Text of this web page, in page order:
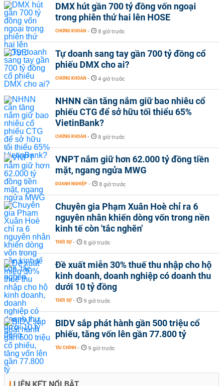
DMX hút gần 700 tỷ đồng vốn ngoại
trong phiên thứ hai lên HOSE
CHỨNG KHOÁN - 8 giờ trước
Tự doanh sang tay gần 700 tỷ đồng cổ
phiếu DMX cho ai?
CHỨNG KHOÁN - 4 giờ trước
NHNN cần tăng nắm giữ bao nhiêu cổ
phiếu CTG để sở hữu tối thiểu 65%
VietinBank?
CHỨNG KHOÁN - 8 giờ trước
VNPT nắm giữ hơn 62.000 tỷ đồng tiền
mặt, ngang ngửa MWG
DOANH NGHIỆP - 8 giờ trước
Chuyên gia Phạm Xuân Hoè chỉ ra 6
nguyên nhân khiến dòng vốn trong nền
kinh tế còn 'tắc nghẽn'
THỜI SỰ - 8 giờ trước
Đề xuất miễn 30% thuế thu nhập cho hộ
kinh doanh, doanh nghiệp có doanh thu
dưới 10 tỷ đồng
THỜI SỰ - 9 giờ trước
BIDV sắp phát hành gần 500 triệu cổ
phiếu, tăng vốn lên gần 77.800 tỷ
TÀI CHÍNH - 9 giờ trước
LIÊN KẾT NỔI BẬT